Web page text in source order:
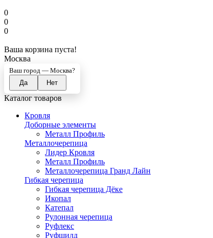
0
0
0
Ваша корзина пуста!
Москва
Ваш город — Москва?
Каталог товаров
Кровля
Доборные элементы
Металл Профиль
Металлочерепица
Лидер Кровля
Металл Профиль
Металлочерепица Гранд Лайн
Гибкая черепица
Гибкая черепица Дёке
Икопал
Катепал
Рулонная черепица
Руфлекс
Руфшилд